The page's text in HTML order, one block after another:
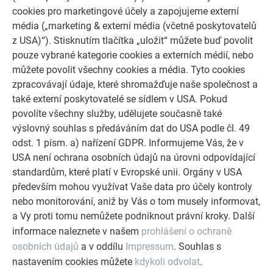
cookies pro marketingové účely a zapojujeme externí
média („marketing & externí média (včetně poskytovatelů
z USA)“). Stisknutím tlačítka „uložit“ můžete buď povolit
pouze vybrané kategorie cookies a externích médií, nebo
můžete povolit všechny cookies a média. Tyto cookies
zpracovávají údaje, které shromažďuje naše společnost a
také externí poskytovatelé se sídlem v USA. Pokud
povolíte všechny služby, udělujete současně také
výslovný souhlas s předáváním dat do USA podle čl. 49
odst. 1 písm. a) nařízení GDPR. Informujeme Vás, že v
USA není ochrana osobních údajů na úrovni odpovídající
standardům, které platí v Evropské unii. Orgány v USA
především mohou využívat Vaše data pro účely kontroly
nebo monitorování, aniž by Vás o tom musely informovat,
a Vy proti tomu nemůžete podniknout právní kroky. Další
informace naleznete v našem prohlášení o ochraně
osobních údajů a v oddílu Impressum. Souhlas s
nastavením cookies můžete kdykoli odvolat.